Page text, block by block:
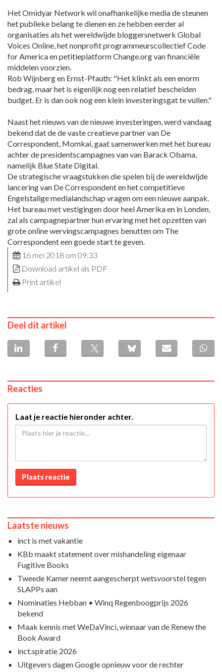
Het Omidyar Network wil onafhankelijke media de steunen
het publieke belang te dienen en ze hebben eerder al
organisaties als het wereldwijde bloggersnetwerk Global
Voices Online, het nonprofit programmeurscollectief Code
for America en petitieplatform Change.org van financiële
middelen voorzien.
Rob Wijnberg en Ernst-Pfauth: "Het klinkt als een enorm
bedrag, maar het is eigenlijk nog een relatief bescheiden
budget. Er is dan ook nog een klein investeringsgat te vullen."
Naast het nieuws van de nieuwe investeringen, werd vandaag
bekend dat de de vaste creatieve partner van De
Correspondent, Momkai, gaat samenwerken met het bureau
achter de presidentscampagnes van van Barack Obama,
namelijk Blue State Digital.
De strategische vraagstukken die spelen bij de wereldwijde
lancering van De Correspondent en het competitieve
Engelstalige medialandschap vragen om een nieuwe aanpak.
Het bureau met vestigingen door heel Amerika en in Londen,
zal als campagnepartner hun ervaring met het opzetten van
grote online wervingscampagnes benutten om The
Correspondent een goede start te geven.
16 mei 2018 om 09:33
Download artikel als PDF
Print artikel
Deel dit artikel
Reacties
Laat je reactie hieronder achter.
Plaats reactie
Laatste nieuws
inct is met vakantie
KBb maakt statement over mishandeling eigenaar
Fugitive Books
Tweede Kamer neemt aangescherpt wetsvoorstel tegen
SLAPPs aan
Nominaties Hebban • Winq Regenboogprijs 2026
bekend
Maak kennis met WeDaVinci, winnaar van de Renew the
Book Award
inct.spiratie 2026
Uitgevers dagen Google opnieuw voor de rechter